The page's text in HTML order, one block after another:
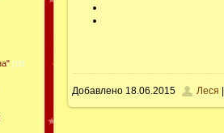
[15]
Добавлено 18.06.2015 Леся